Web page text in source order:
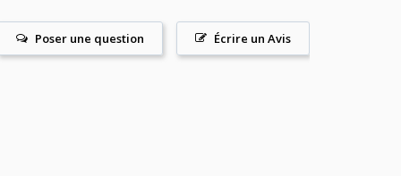
Écrire un Avis
Poser une question